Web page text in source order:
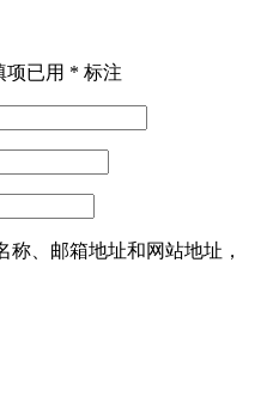
项已用 * 标注
、邮箱地址和网站地址，